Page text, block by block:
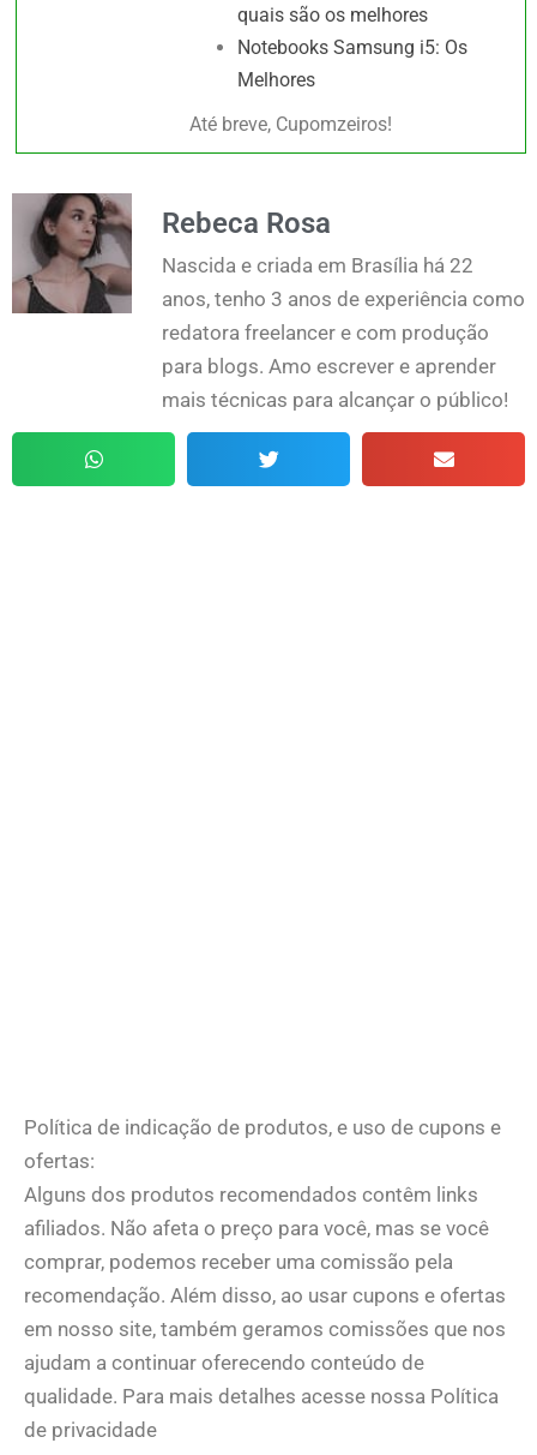
quais são os melhores
Notebooks Samsung i5: Os
Melhores
Até breve, Cupomzeiros!
Rebeca Rosa
Nascida e criada em Brasília há 22
anos, tenho 3 anos de experiência como
redatora freelancer e com produção
para blogs. Amo escrever e aprender
mais técnicas para alcançar o público!
Política de indicação de produtos, e uso de cupons e
ofertas:
Alguns dos produtos recomendados contêm links
afiliados. Não afeta o preço para você, mas se você
comprar, podemos receber uma comissão pela
recomendação. Além disso, ao usar cupons e ofertas
em nosso site, também geramos comissões que nos
ajudam a continuar oferecendo conteúdo de
qualidade. Para mais detalhes acesse nossa Política
de privacidade